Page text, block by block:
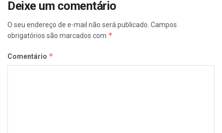
Deixe um comentário
O seu endereço de e-mail não será publicado. Campos
obrigatórios são marcados com *
Comentário *